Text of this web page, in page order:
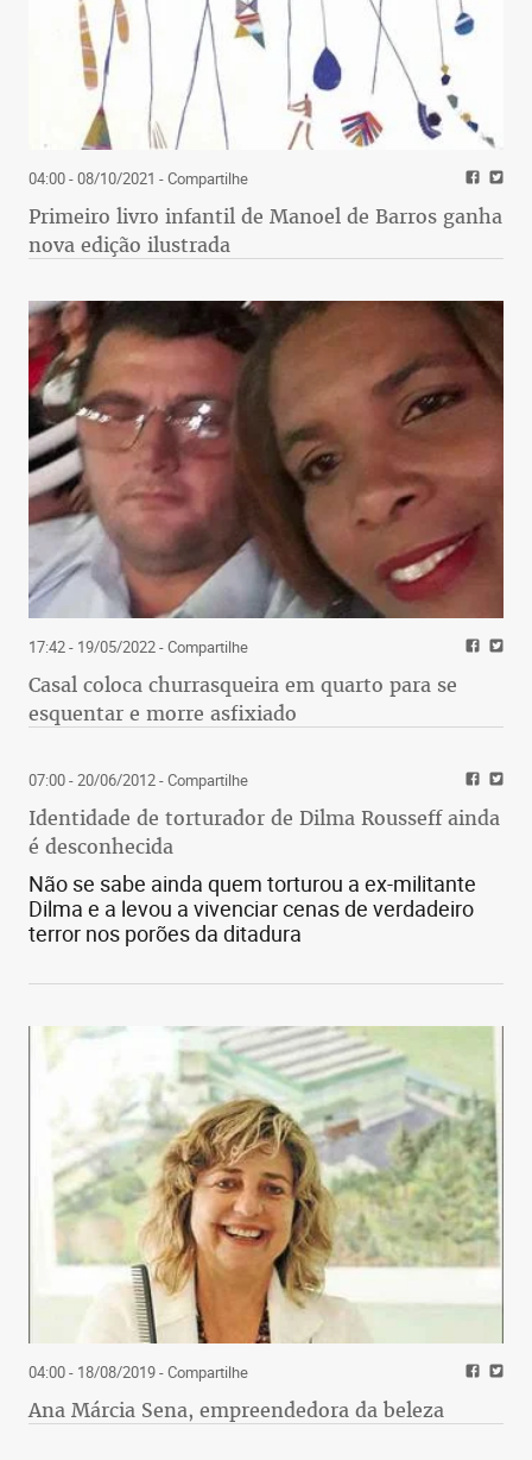
04:00 - 08/10/2021 - Compartilhe
Primeiro livro infantil de Manoel de Barros ganha
nova edição ilustrada
17:42 - 19/05/2022- Compartilhe
Casal coloca churrasqueira em quarto para se
esquentar e morre asfixiado
07:00 - 20/06/2012- Compartilhe
Identidade de torturador de Dilma Rousseff ainda
é desconhecida
Não se sabe ainda quem torturou a ex-militante
Dilma e a levou a vivenciar cenas de verdadeiro
terror nos porões da ditadura
04:00 - 18/08/2019- Compartilhe
Ana Márcia Sena, empreendedora da beleza